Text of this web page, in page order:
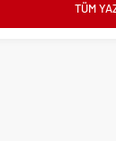
Adil
TÜM